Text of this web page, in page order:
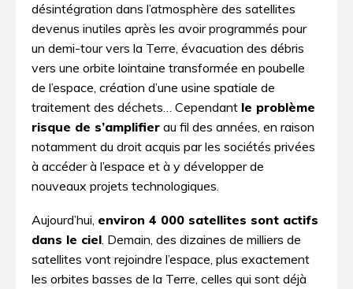
désintégration dans l’atmosphère des satellites
devenus inutiles après les avoir programmés pour
un demi-tour vers la Terre, évacuation des débris
vers une orbite lointaine transformée en poubelle
de l’espace, création d’une usine spatiale de
traitement des déchets… Cependant le problème
risque de s’amplifier au fil des années, en raison
notamment du droit acquis par les sociétés privées
à accéder à l’espace et à y développer de
nouveaux projets technologiques.
Aujourd’hui, environ 4 000 satellites sont actifs
dans le ciel . Demain, des dizaines de milliers de
satellites vont rejoindre l’espace, plus exactement
les orbites basses de la Terre, celles qui sont déjà